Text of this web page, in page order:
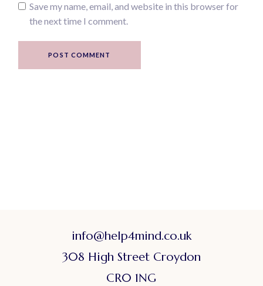
Save my name, email, and website in this browser for
the next time I comment.
POST COMMENT
info@help4mind.co.uk
308 High Street Croydon
CR0 1NG